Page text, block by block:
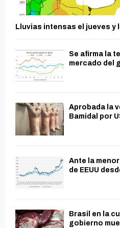
Lluvias intensas el jueves
Se afirma la
mercado del
Aprobada la
Bamidal por
Ante la
de EEUU
Brasil en la
gobierno